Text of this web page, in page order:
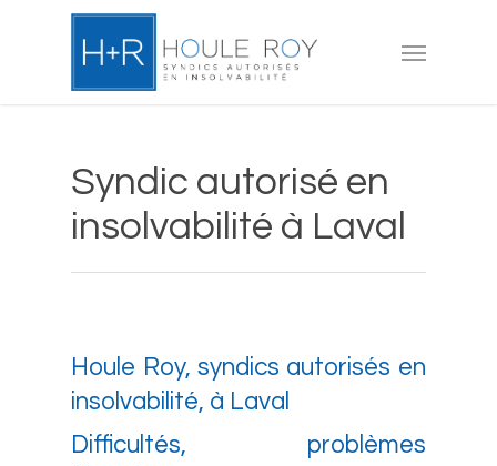
Menu
Syndic autorisé en
insolvabilité à Laval
Houle Roy, syndics autorisés en
insolvabilité, à Laval
Difficultés, problèmes